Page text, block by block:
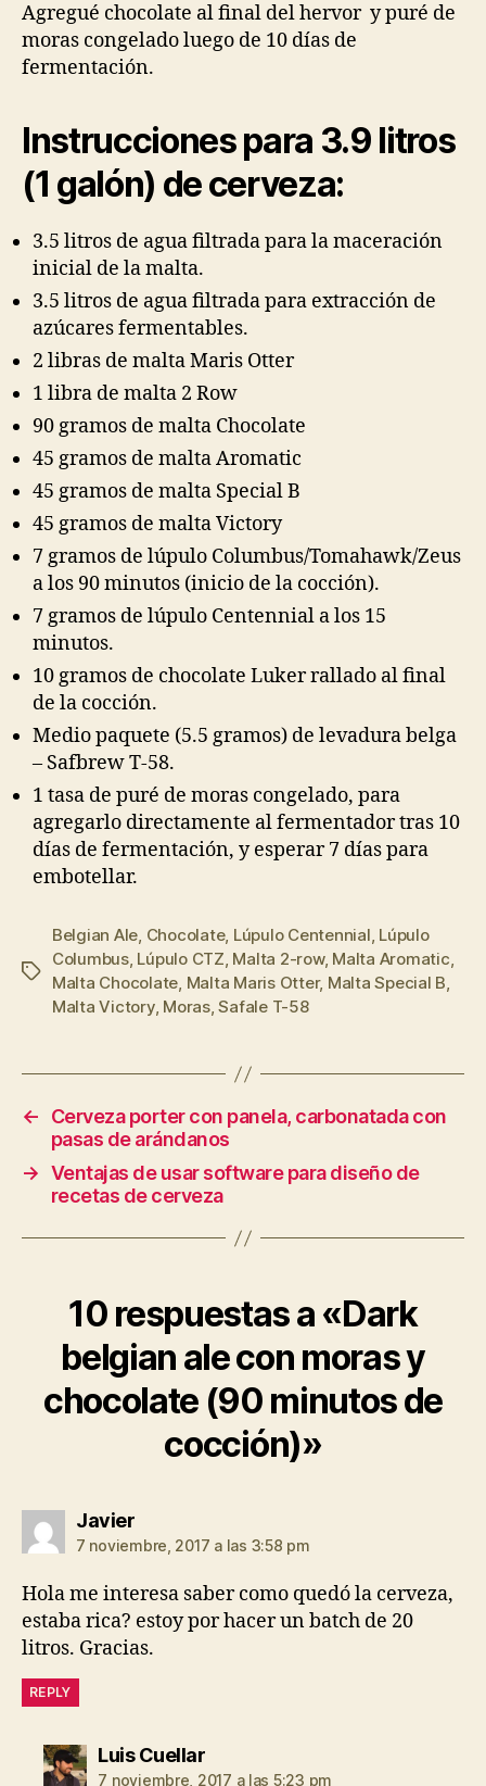
Agregué chocolate al final del hervor y puré de
moras congelado luego de 10 días de
fermentación.
Instrucciones para 3.9 litros
(1 galón) de cerveza:
3.5 litros de agua filtrada para la maceración
inicial de la malta.
3.5 litros de agua filtrada para extracción de
azúcares fermentables.
2 libras de malta Maris Otter
1 libra de malta 2 Row
90 gramos de malta Chocolate
45 gramos de malta Aromatic
45 gramos de malta Special B
45 gramos de malta Victory
7 gramos de lúpulo Columbus/Tomahawk/Zeus
a los 90 minutos (inicio de la cocción).
7 gramos de lúpulo Centennial a los 15
minutos.
10 gramos de chocolate Luker rallado al final
de la cocción.
Medio paquete (5.5 gramos) de levadura belga
– Safbrew T-58.
1 tasa de puré de moras congelado, para
agregarlo directamente al fermentador tras 10
días de fermentación, y esperar 7 días para
embotellar.
Etiquetas
Belgian Ale, Chocolate, Lúpulo Centennial, Lúpulo
Columbus, Lúpulo CTZ, Malta 2-row, Malta Aromatic,
Malta Chocolate, Malta Maris Otter, Malta Special B,
Malta Victory, Moras,Safale T-58
←
Cerveza porter con panela, carbonatada con
pasas de arándanos
→ Ventajas de usar software para diseño de
recetas de cerveza
10 respuestas a «Dark
belgian ale con moras y
chocolate (90 minutos de
cocción)»
Javierdice:
7 noviembre, 2017 a las 3:58 pm
Hola me interesa saber como quedó la cerveza,
estaba rica? estoy por hacer un batch de 20
litros. Gracias.
REPLY
Luis Cuellardice:
7 noviembre, 2017 a las 5:23 pm